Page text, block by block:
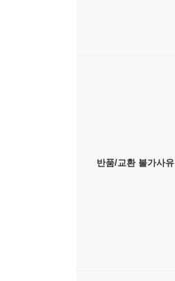
반품/교환 불가사유